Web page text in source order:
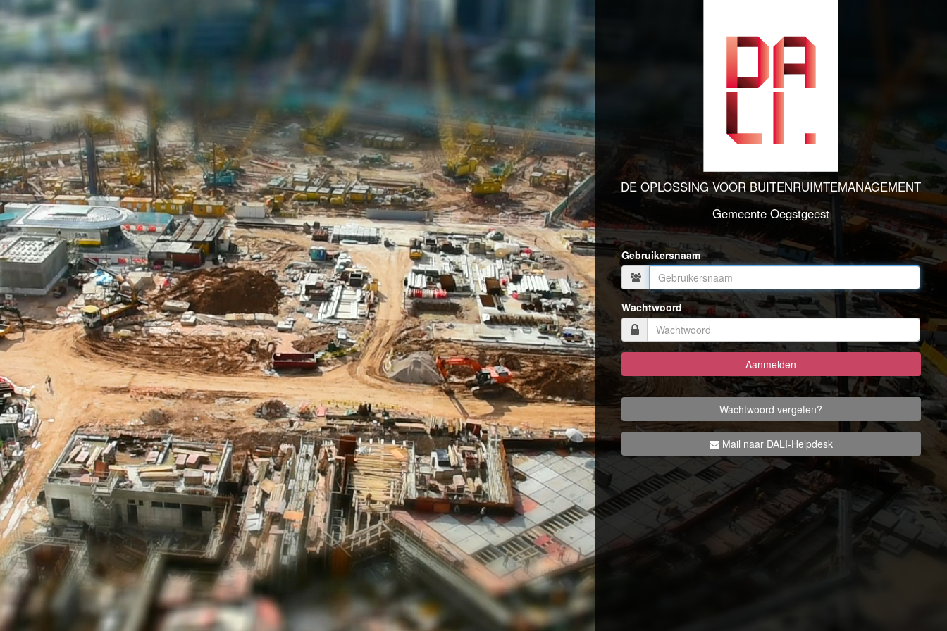
DE OPLOSSING VOOR BUITENRUIMTEMANAGEMENT
Gemeente Oegstgeest
Gebruikersnaam
Wachtwoord
Aanmelden
Mail naar DALI-Helpdesk